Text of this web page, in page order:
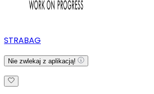
STRABAG
Nie zwlekaj z aplikacją!